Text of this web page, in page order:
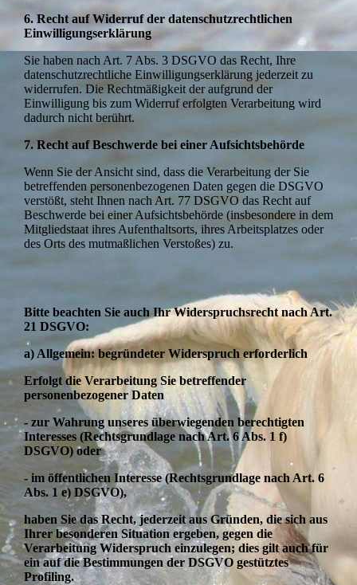
6. Recht auf Widerruf der datenschutzrechtlichen
Einwilligungserklärung
Sie haben nach Art. 7 Abs. 3 DSGVO das Recht, Ihre
datenschutzrechtliche Einwilligungserklärung jederzeit zu
widerrufen. Die Rechtmäßigkeit der aufgrund der
Einwilligung bis zum Widerruf erfolgten Verarbeitung wird
dadurch nicht berührt.
7. Recht auf Beschwerde bei einer Aufsichtsbehörde
Wenn Sie der Ansicht sind, dass die Verarbeitung der Sie
betreffenden personenbezogenen Daten gegen die DSGVO
verstößt, steht Ihnen nach Art. 77 DSGVO das Recht auf
Beschwerde bei einer Aufsichtsbehörde (insbesondere in dem
Mitgliedstaat ihres Aufenthaltsorts, ihres Arbeitsplatzes oder
des Orts des mutmaßlichen Verstoßes) zu.
Bitte beachten Sie auch Ihr Widerspruchsrecht nach Art.
21 DSGVO:
a) Allgemein: begründeter Widerspruch erforderlich
Erfolgt die Verarbeitung Sie betreffender
personenbezogener Daten
- zur Wahrung unseres überwiegenden berechtigten
Interesses (Rechtsgrundlage nach Art. 6 Abs. 1 f)
DSGVO) oder
- im öffentlichen Interesse (Rechtsgrundlage nach Art. 6
Abs. 1 e) DSGVO),
haben Sie das Recht, jederzeit aus Gründen, die sich aus
Ihrer besonderen Situation ergeben, gegen die
Verarbeitung Widerspruch einzulegen; dies gilt auch für
ein auf die Bestimmungen der DSGVO gestütztes
Profiling.